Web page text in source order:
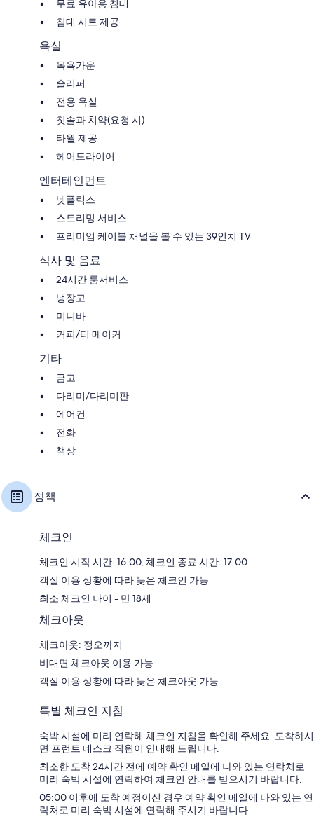
무료 유아용 침대
침대 시트 제공
욕실
목욕가운
슬리퍼
전용 욕실
칫솔과 치약(요청 시)
타월 제공
헤어드라이어
엔터테인먼트
넷플릭스
스트리밍 서비스
프리미엄 케이블 채널을 볼 수 있는 39인치 TV
식사 및 음료
24시간 룸서비스
냉장고
미니바
커피/티 메이커
기타
금고
다리미/다리미판
에어컨
전화
책상
정책
체크인
체크인 시작 시간: 16:00, 체크인 종료 시간: 17:00
객실 이용 상황에 따라 늦은 체크인 가능
최소 체크인 나이 - 만 18세
체크아웃
체크아웃: 정오까지
비대면 체크아웃 이용 가능
객실 이용 상황에 따라 늦은 체크아웃 가능
특별 체크인 지침
숙박 시설에 미리 연락해 체크인 지침을 확인해 주세요. 도착하시
면 프런트 데스크 직원이 안내해 드립니다.
최소한 도착 24시간 전에 예약 확인 메일에 나와 있는 연락처로
미리 숙박 시설에 연락하여 체크인 안내를 받으시기 바랍니다.
05:00 이후에 도착 예정이신 경우 예약 확인 메일에 나와 있는 연
락처로 미리 숙박 시설에 연락해 주시기 바랍니다.